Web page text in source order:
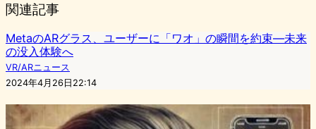
関連記事
MetaのARグラス、ユーザーに「ワオ」の瞬間を約束—未来
の没入体験へ
VR/ARニュース
2024年4月26日22:14